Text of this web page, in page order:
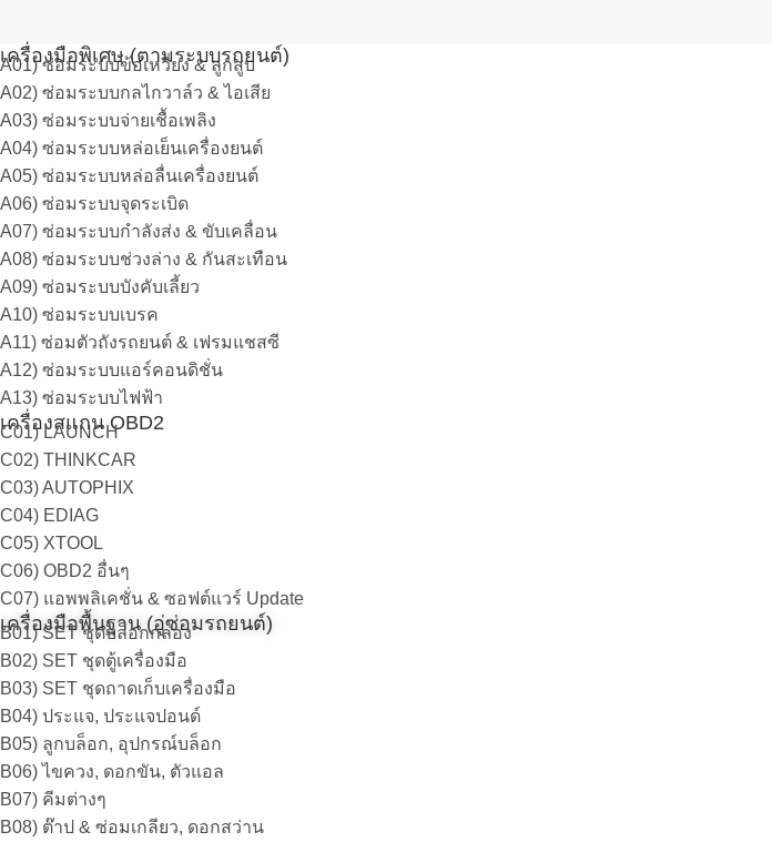
เครื่องมือพิเศษ (ตามระบบรถยนต์)
A01) ซ่อมระบบข้อเหวี่ยง & ลูกสูบ
A02) ซ่อมระบบกลไกวาล์ว & ไอเสีย
A03) ซ่อมระบบจ่ายเชื้อเพลิง
A04) ซ่อมระบบหล่อเย็นเครื่องยนต์
A05) ซ่อมระบบหล่อลื่นเครื่องยนต์
A06) ซ่อมระบบจุดระเบิด
A07) ซ่อมระบบกำลังส่ง & ขับเคลื่อน
A08) ซ่อมระบบช่วงล่าง & กันสะเทือน
A09) ซ่อมระบบบังคับเลี้ยว
A10) ซ่อมระบบเบรค
A11) ซ่อมตัวถังรถยนต์ & เฟรมแชสซี
A12) ซ่อมระบบแอร์คอนดิชั่น
A13) ซ่อมระบบไฟฟ้า
เครื่องสแกน OBD2
C01) LAUNCH
C02) THINKCAR
C03) AUTOPHIX
C04) EDIAG
C05) XTOOL
C06) OBD2 อื่นๆ
C07) แอพพลิเคชั่น & ซอฟต์แวร์ Update
เครื่องมือพื้นฐาน (อู่ซ่อมรถยนต์)
B01) SET ชุดบล็อกกล่อง
B02) SET ชุดตู้เครื่องมือ
B03) SET ชุดถาดเก็บเครื่องมือ
B04) ประแจ, ประแจปอนด์
B05) ลูกบล็อก, อุปกรณ์บล็อก
B06) ไขควง, ดอกขัน, ตัวแอล
B07) คีมต่างๆ
B08) ต๊าป & ซ่อมเกลียว, ดอกสว่าน